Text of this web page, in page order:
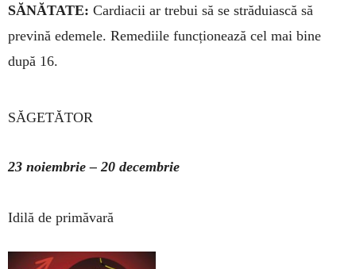
SĂNĂTATE: Cardiacii ar trebui să se străduiască să
prevină edemele. Remediile funcționează cel mai bine
după 16.
SĂGETĂTOR
23 noiembrie – 20 decembrie
Idilă de primăvară